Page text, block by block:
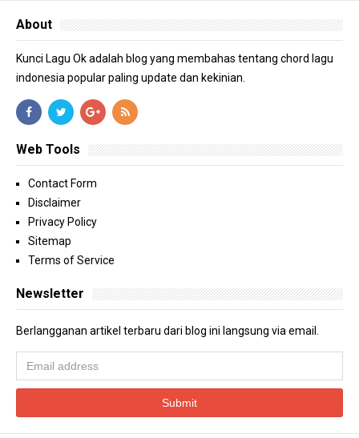
About
Kunci Lagu Ok adalah blog yang membahas tentang chord lagu
indonesia popular paling update dan kekinian.
Web Tools
Contact Form
Disclaimer
Privacy Policy
Sitemap
Terms of Service
Newsletter
Berlangganan artikel terbaru dari blog ini langsung via email.